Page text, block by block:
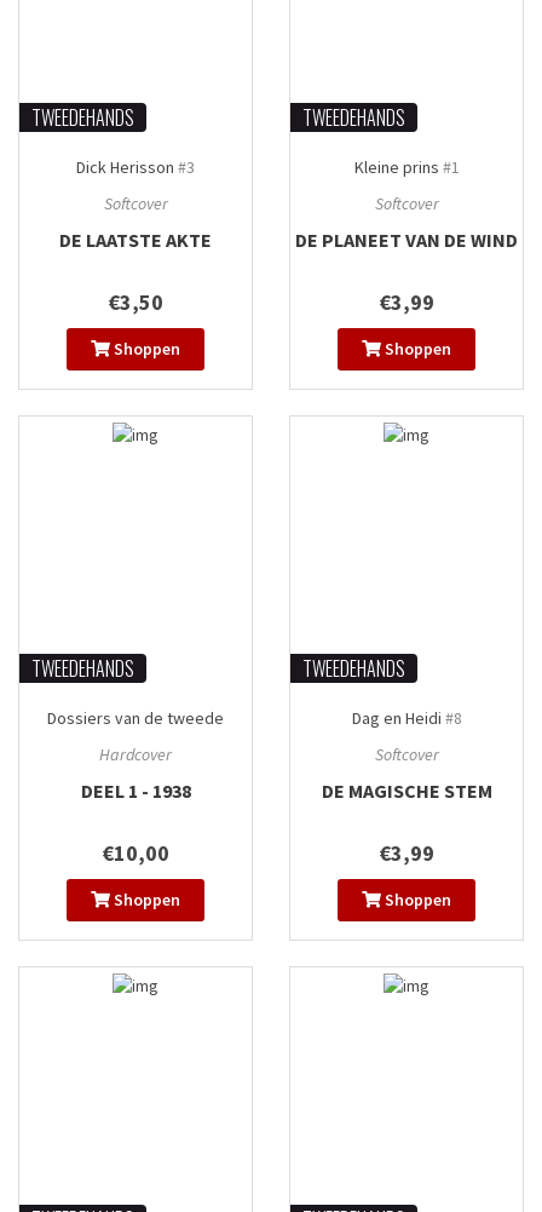
TWEEDEHANDS
Dick Herisson #3
Softcover
DE LAATSTE AKTE
€3,50
Shoppen
TWEEDEHANDS
Kleine prins #1
Softcover
DE PLANEET VAN DE WIND
€3,99
Shoppen
TWEEDEHANDS
Dossiers van de tweede
Hardcover
DEEL 1 - 1938
€10,00
Shoppen
TWEEDEHANDS
Dag en Heidi #8
Softcover
DE MAGISCHE STEM
€3,99
Shoppen